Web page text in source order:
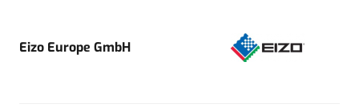
Eizo Europe GmbH